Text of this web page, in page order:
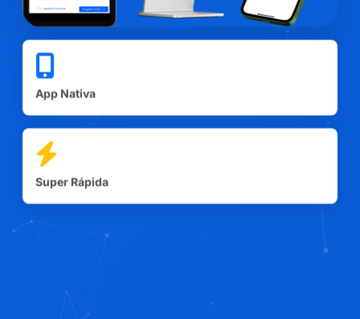
App Nativa
Super Rápida